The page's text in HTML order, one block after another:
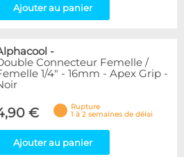
Ajouter au panier
-
Connecteur Femelle /
1/4" - 16mm - Apex Grip -
€
Rupture
1 à 2 semaines de délai
Ajouter au panier